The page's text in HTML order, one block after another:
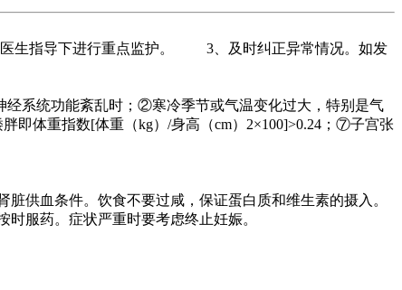
医生指导下进行重点监护。 3、及时纠正异常情况。如发
系统功能紊乱时；②寒冷季节或气温变化过大，特别是气
即体重指数[体重（kg）/身高（cm）2×100]>0.24；⑦子宫张
供血条件。饮食不要过咸，保证蛋白质和维生素的摄入。
服药。症状严重时要考虑终止妊娠。